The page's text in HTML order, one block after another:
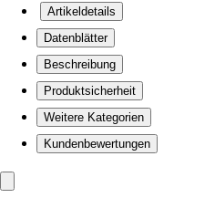
Artikeldetails
Datenblätter
Beschreibung
Produktsicherheit
Weitere Kategorien
Kundenbewertungen